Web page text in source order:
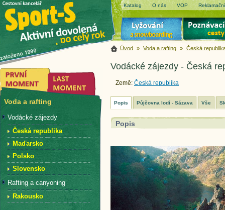
Katalog O nás VOP
Úvod » Voda a rafting » Česká
Vodácké zájezdy - Česká
Země: Česká republika
Popis Půjčovna lodí - Sázava Vše
Popis
Voda a rafting
Vodácké zájezdy
Česká republika
Maďarsko
Polsko
Slovensko
Rafting a canyoning
Rakousko